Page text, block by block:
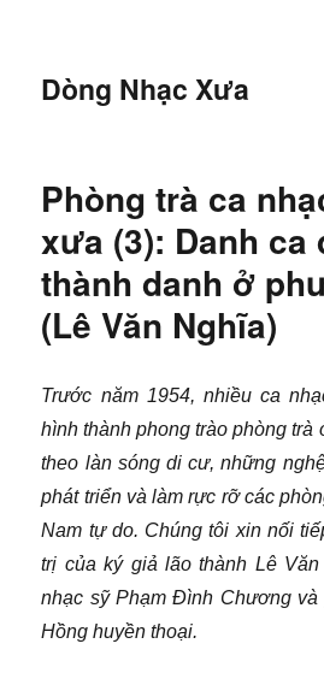
Dòng Nhạc Xưa
Phòng trà ca
xưa (3): Danh ca
thành danh ở
(Lê Văn Nghĩa)
Trước năm 1954, nhiều ca
hình thành phong trào phòng trà
theo làn sóng di cư, những
phát triển và làm rực rỡ các
Nam tự do. Chúng tôi xin nối
trị của ký giả lão thành Lê
nhạc sỹ Phạm Đình Chương
Hồng huyền thoại.